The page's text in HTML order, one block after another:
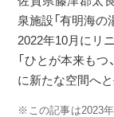
泉施設「有明海の
2022年10月にリ
「ひとが本来も
に新たな空間へ
※この記事は2023